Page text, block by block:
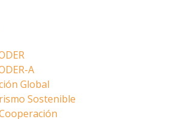
A
Global
Sostenible